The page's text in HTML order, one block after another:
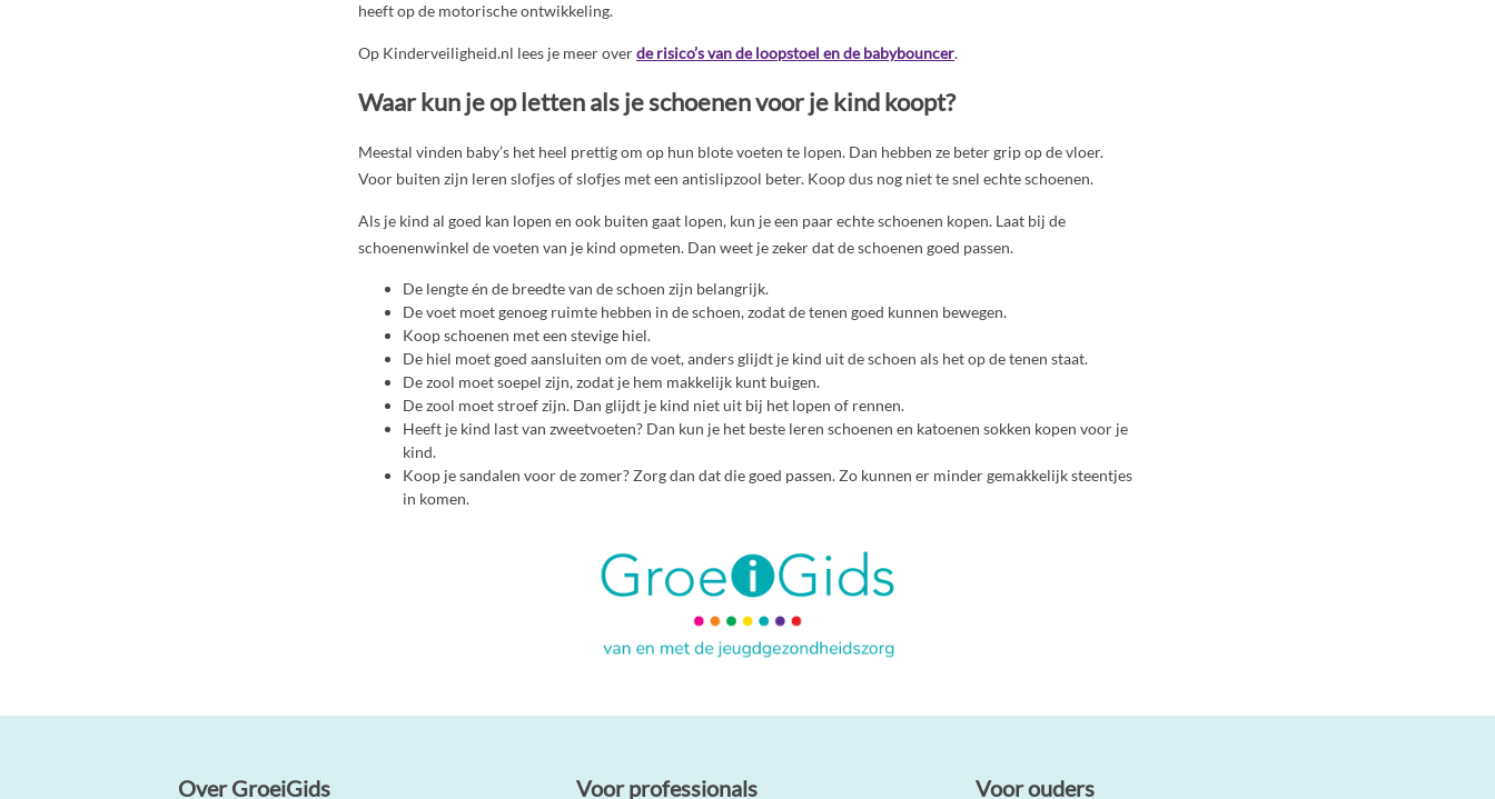
heeft op de motorische ontwikkeling.
Op Kinderveiligheid.nl lees je meer overde risico’s van de loopstoel en de babybouncer.
Waar kun je op letten als je schoenen voor je kind koopt?
Meestal vinden baby’s het heel prettig om op hun blote voeten te lopen. Dan hebben ze beter grip op de vloer.
Voor buiten zijn leren slofjes of slofjes met een antislipzool beter. Koop dus nog niet te snel echte schoenen.
Als je kind al goed kan lopen en ook buiten gaat lopen, kun je een paar echte schoenen kopen. Laat bij de
schoenenwinkel de voeten van je kind opmeten. Dan weet je zeker dat de schoenen goed passen.
De lengte én de breedte van de schoen zijn belangrijk.
De voet moet genoeg ruimte hebben in de schoen, zodat de tenen goed kunnen bewegen.
Koop schoenen met een stevige hiel.
De hiel moet goed aansluiten om de voet, anders glijdt je kind uit de schoen als het op de tenen staat.
De zool moet soepel zijn, zodat je hem makkelijk kunt buigen.
De zool moet stroef zijn. Dan glijdt je kind niet uit bij het lopen of rennen.
Heeft je kind last van zweetvoeten? Dan kun je het beste leren schoenen en katoenen sokken kopen voor je
kind.
Koop je sandalen voor de zomer? Zorg dan dat die goed passen. Zo kunnen er minder gemakkelijk steentjes
in komen.
Over GroeiGids Voor professionals Voor ouders